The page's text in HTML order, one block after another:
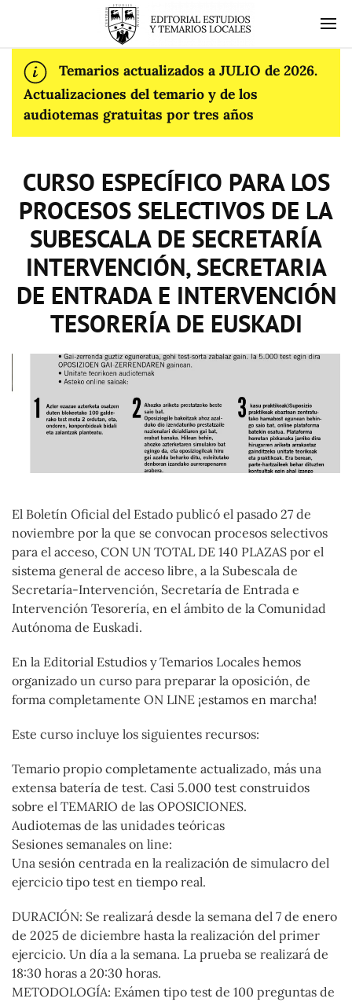
Temarios actualizados a JULIO de 2026.
Actualizaciones del temario y de los
audiotemas gratuitas por tres años
CURSO ESPECÍFICO PARA LOS
PROCESOS SELECTIVOS DE LA
SUBESCALA DE SECRETARÍA
INTERVENCIÓN, SECRETARIA
DE ENTRADA E INTERVENCIÓN
TESORERÍA DE EUSKADI
El Boletín Oficial del Estado publicó el pasado 27 de
noviembre por la que se convocan procesos selectivos
para el acceso, CON UN TOTAL DE 140 PLAZAS por el
sistema general de acceso libre, a la Subescala de
Secretaría-Intervención, Secretaría de Entrada e
Intervención Tesorería, en el ámbito de la Comunidad
Autónoma de Euskadi.
En la Editorial Estudios y Temarios Locales hemos
organizado un curso para preparar la oposición, de
forma completamente ON LINE ¡estamos en marcha!
Este curso incluye los siguientes recursos:
Temario propio completamente actualizado, más una
extensa batería de test. Casi 5.000 test construidos
sobre el TEMARIO de las OPOSICIONES.
Audiotemas de las unidades teóricas
Sesiones semanales on line:
Una sesión centrada en la realización de simulacro del
ejercicio tipo test en tiempo real.
DURACIÓN: Se realizará desde la semana del 7 de enero
de 2025 de diciembre hasta la realización del primer
ejercicio. Un día a la semana. La prueba se realizará de
18:30 horas a 20:30 horas.
METODOLOGÍA: Exámen tipo test de 100 preguntas de